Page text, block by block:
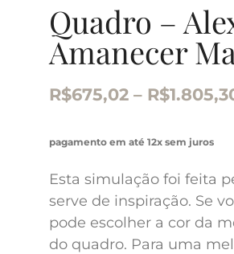
Quadro –
Amanecer
R$675,02 – R$
pagamento em até 12x sem juros
Esta simulação foi feita
serve de inspiração. Se
pode escolher a cor da
do quadro. Para uma